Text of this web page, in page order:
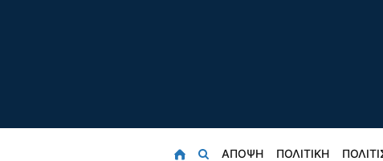
ΑΠΟΨΗ ΠΟΛΙΤΙΚΗ